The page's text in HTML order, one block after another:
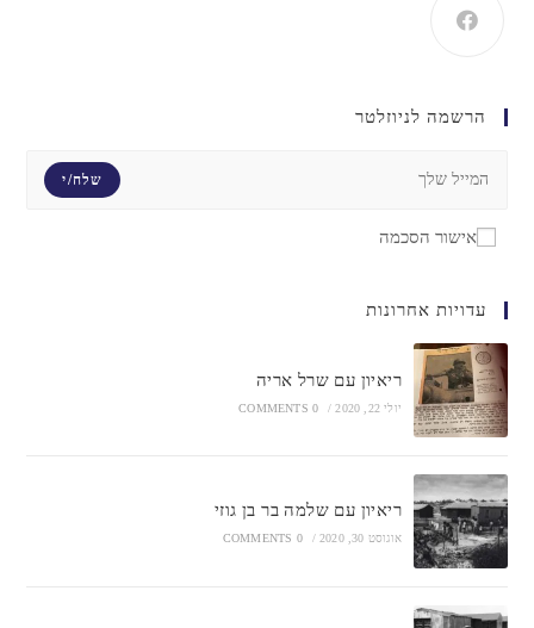
הרשמה לניוזלטר
שלח/י
אישור הסכמה
עדויות אחרונות
ריאיון עם שרל אריה
יולי 22, 2020 /
0 COMMENTS
ריאיון עם שלמה בר בן גוזי
אוגוסט 30, 2020 /
0 COMMENTS